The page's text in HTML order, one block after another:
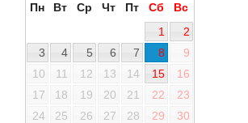
Пн Вт Ср Чт Пт Сб
Вс
1
2
3
4 5 6 7 8
9
10
11 12 13 14 15
16
17
18 19 20 21 22
23
24
25 26 27 28 29
30